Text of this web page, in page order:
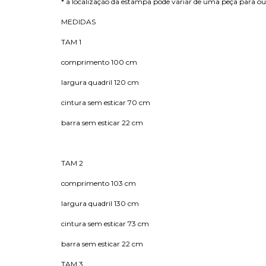
MEDIDAS
TAM 1
comprimento 100 cm
largura quadril 120 cm
cintura sem esticar 70 cm
barra sem esticar 22 cm
TAM 2
comprimento 103 cm
largura quadril 130 cm
cintura sem esticar 73 cm
barra sem esticar 22 cm
TAM 3